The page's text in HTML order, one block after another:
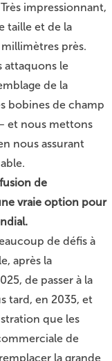
impressionnant,
taille et de la
près.
attaquons le
de la
bobines de champ
et nous mettons
nous assurant
de
vraie option pour
de défis à
après la
de passer à la
tard, en 2035, et
que les
de
la grande